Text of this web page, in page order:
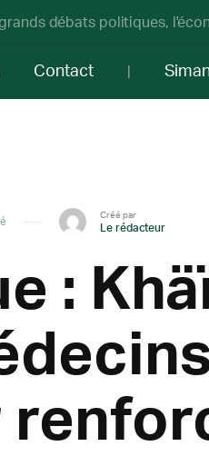
débats politiques,
Contact
Créé par
Le rédacteur
: